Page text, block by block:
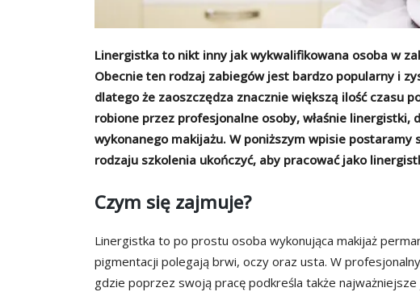
Linergistka to nikt inny jak wykwalifikowana osoba w
Obecnie ten rodzaj zabiegów jest bardzo popularny i
dlatego że zaoszczędza znacznie większą ilość czasu
robione przez profesjonalne osoby, właśnie
wykonanego makijażu. W poniższym wpisie postaramy
rodzaju szkolenia ukończyć, aby pracować jako
Czym się zajmuje?
Linergistka to po prostu osoba wykonująca makijaż
pigmentacji polegają brwi, oczy oraz usta. W
gdzie poprzez swoją pracę podkreśla także